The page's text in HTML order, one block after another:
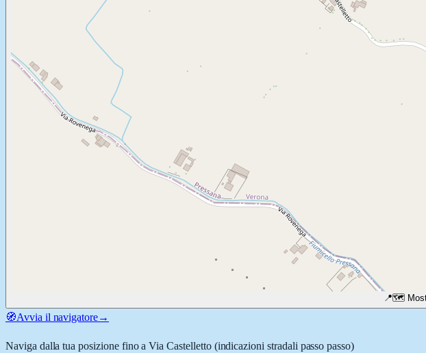
📍🗺️
🧭Avvia il navigatore→
Naviga dalla tua posizione fino aVia Castelletto(indicazioni stradali passo passo)